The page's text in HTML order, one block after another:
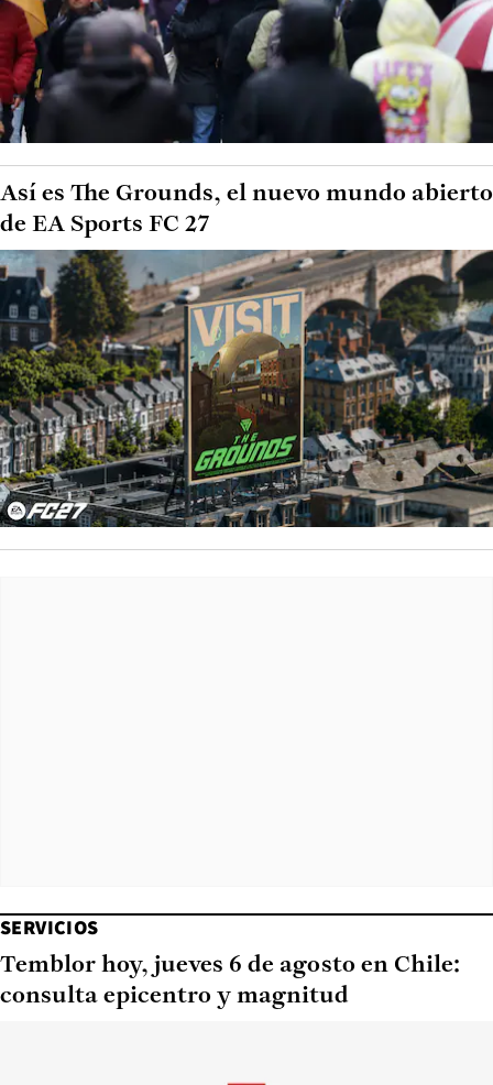
Así es The Grounds, el nuevo mundo abierto
de EA Sports FC 27
SERVICIOS
Temblor hoy, jueves 6 de agosto en Chile:
consulta epicentro y magnitud